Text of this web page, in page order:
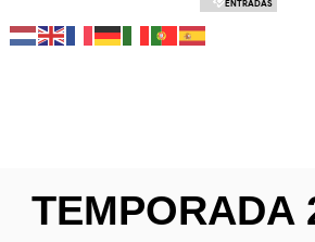
ENTRADAS
TEMPORADA